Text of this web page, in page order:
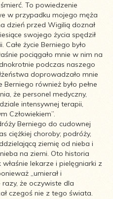
To powiedzenie
w przypadku mojego męża
dzień przed Wigilią doznał
swojego życia spędził
życie Berniego było
pociągało mnie w nim na
podczas naszego
doprowadzało mnie
również było pełne
że personel medyczny,
intensywnej terapii,
Człowiekiem”.
Berniego do cudownej
ciężkiej choroby; podróży,
ziemię od nieba i
na ziemi. Oto historia
lekarze i pielęgniarki z
„umierał i
że oczywiste dla
czegoś nie z tego świata.